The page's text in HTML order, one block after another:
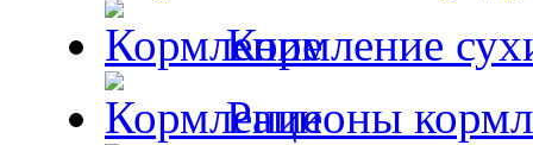
Кормление
Рационы